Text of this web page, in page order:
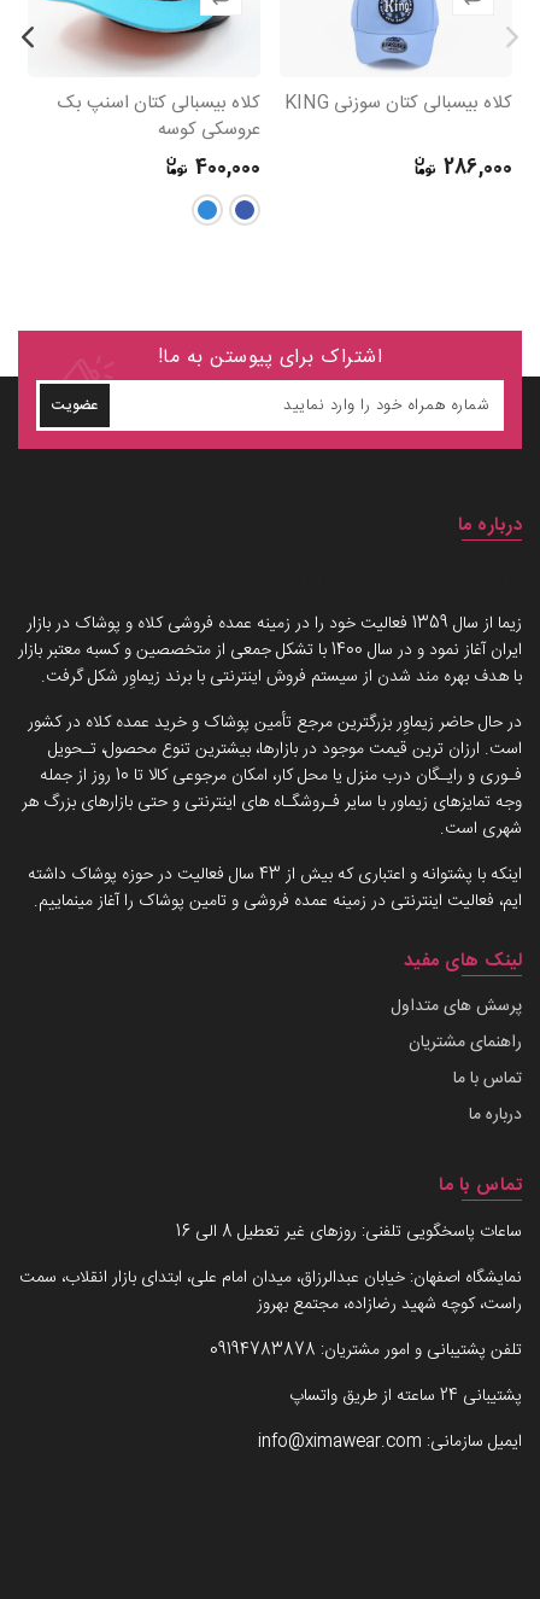
کلاه بیسبالی کتان سوزنی KING
286,000
کلاه بیسبالی کتان اسنپ بک
عروسکی کوسه
400,000
اشتراک برای پیوستن به ما!
عضویت
درباره ما
زیما از سال 1359 فعالیت خود را در زمینه عمده فروشی کلاه و پوشاک در بازار
ایران آغاز نمود و در سال 1400 با تشکل جمعی از متخصصین و کسبه معتبر بازار
با هدف بهره مند شدن از سیستم فروش اینترنتی با برند زیماوِر شکل گرفت.
در حال حاضر زیماوِر بزرگترین مرجع تأمین پوشاک و خرید عمده کلاه در کشور
است. ارزان ترین قیمت موجود در بازارها، بیشترین تنوع محصول، تـحویل
فـوری و رایـگان درب منزل یا محل کار، امکان مرجوعی کالا تا 10 روز از جمله
وجه تمایزهای زیماور با سایر فـروشگـاه های اینترنتی و حتی بازارهای بزرگ هر
شهری است.
اینکه با پشتوانه و اعتباری که بیش از 43 سال فعالیت در حوزه پوشاک داشته
ایم، فعالیت اینترنتی در زمینه عمده فروشی و تامین پوشاک را آغاز مینماییم.
لینک های مفید
پرسش های متداول
راهنمای مشتریان
تماس با ما
درباره ما
تماس با ما
ساعات پاسخگویی تلفنی: روزهای غیر تعطیل 8 الی 16
نمایشگاه اصفهان: خیابان عبدالرزاق، میدان امام علی، ابتدای بازار انقلاب، سمت
راست، کوچه شهید رضازاده، مجتمع بهروز
تلفن پشتیبانی و امور مشتریان: 09194783878
پشتیبانی 24 ساعته از طریق واتساپ
ایمیل سازمانی: info@ximawear.com